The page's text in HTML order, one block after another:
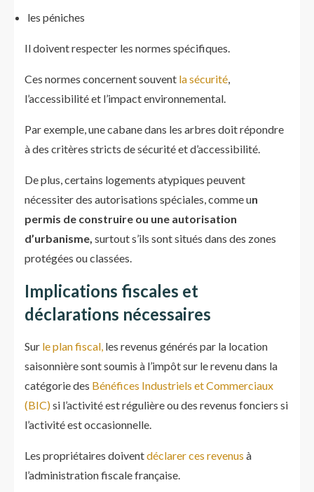
les péniches
Il doivent respecter les normes spécifiques.
Ces normes concernent souvent la sécurité,
l’accessibilité et l’impact environnemental.
Par exemple, une cabane dans les arbres doit répondre
à des critères stricts de sécurité et d’accessibilité.
De plus, certains logements atypiques peuvent
nécessiter des autorisations spéciales, comme un
permis de construire ou une autorisation
d’urbanisme, surtout s’ils sont situés dans des zones
protégées ou classées.
Implications fiscales et
déclarations nécessaires
Sur le plan fiscal, les revenus générés par la location
saisonnière sont soumis à l’impôt sur le revenu dans la
catégorie des Bénéfices Industriels et Commerciaux
(BIC)si l’activité est régulière ou des revenus fonciers si
l’activité est occasionnelle.
Les propriétaires doiventdéclarer ces revenus à
l’administration fiscale française.